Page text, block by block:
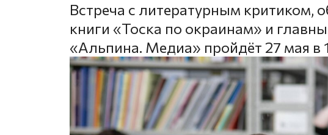
Встреча с литературным критиком,
книги «Тоска по окраинам» и
«Альпина. Медиа» пройдёт 27 мая в